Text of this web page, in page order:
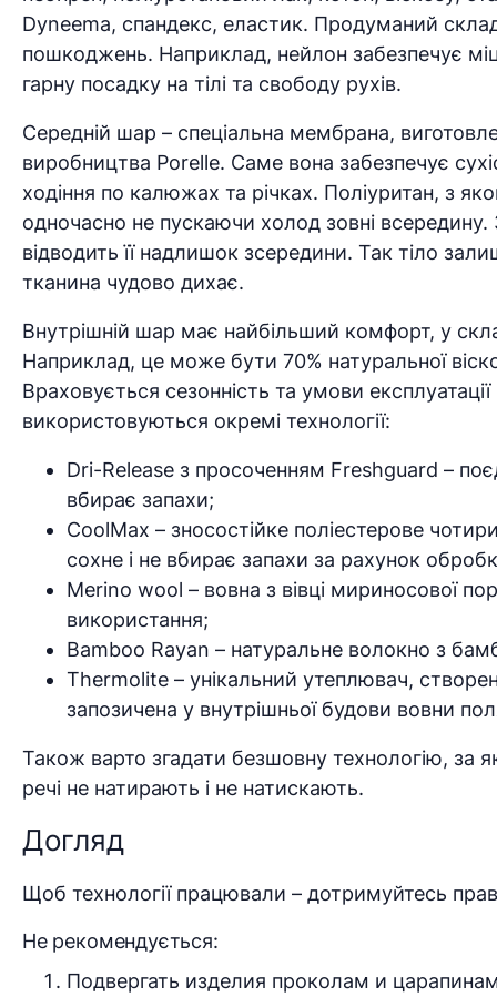
Dyneema, спандекс, еластик. Продуманий
пошкоджень. Наприклад, нейлон забезпечує
гарну посадку на тілі та свободу рухів.
Середній шар – спеціальна мембрана,
виробництва Porelle. Саме вона забезпечує
ходіння по калюжах та річках. Поліуритан, з
одночасно не пускаючи холод зовні
відводить її надлишок зсередини. Так тіло
тканина чудово дихає.
Внутрішній шар має найбільший комфорт, у
Наприклад, це може бути 70% натуральної
Враховується сезонність та умови
використовуються окремі технології:
Dri-Release з просоченням Freshguard –
вбирає запахи;
CoolMax – зносостійке поліестерове
сохне і не вбирає запахи за рахунок
Merino wool – вовна з вівці мириносової
використання;
Bamboo Rayan – натуральне волокно з
Thermolite – унікальний утеплювач,
запозичена у внутрішньої будови вовни
Також варто згадати безшовну технологію, за
речі не натирають і не натискають.
Догляд
Щоб технології працювали – дотримуйтесь
Не рекомендується:
Подвергать изделия проколам и